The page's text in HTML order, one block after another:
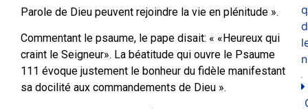
Parole de Dieu peuvent rejoindre la vie en plénitude ».
Commentant le psaume, le pape disait: « «Heureux qui
craint le Seigneur». La béatitude qui ouvre le Psaume
111 évoque justement le bonheur du fidèle manifestant
sa docilité aux commandements de Dieu ».